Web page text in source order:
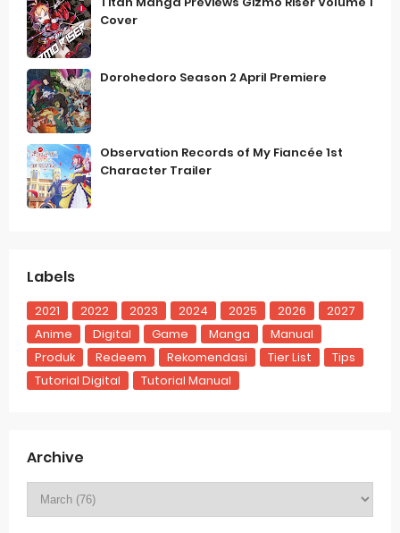
Cover
Dorohedoro Season 2 April Premiere
Observation Records of My Fiancée 1st
Character Trailer
Labels
2021 2022 2023 2024 2025 2026
2027
Anime
Digital Game Manga
Manual
Produk
Redeem Rekomendasi Tier List
Tips
Tutorial Digital
Tutorial Manual
Archive